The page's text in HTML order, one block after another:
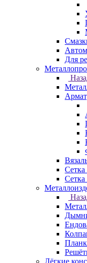
Для
Сетка
Сетка
Лёгкие